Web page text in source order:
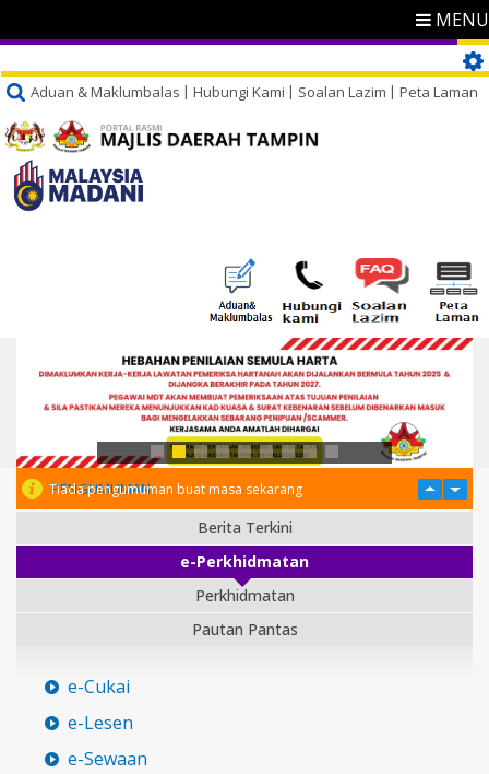
MENU
Aduan & Maklumbalas Hubungi Kami Soalan Lazim Peta Laman
PENGUMUMAN
Tiada pengumuman buat masa sekarang
Berita Terkini
e-Perkhidmatan
Perkhidmatan
Pautan Pantas
e-Cukai
e-Lesen
e-Sewaan